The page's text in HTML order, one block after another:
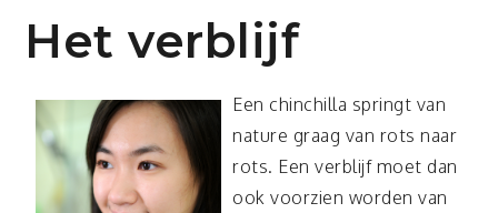
Het verblijf
Een chinchilla springt van
nature graag van rots naar
rots. Een verblijf moet dan
ook voorzien worden van